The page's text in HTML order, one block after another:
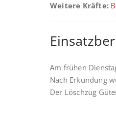
Weitere Kräfte:
Am frühen
Nach Erkundung
Der Löschzug